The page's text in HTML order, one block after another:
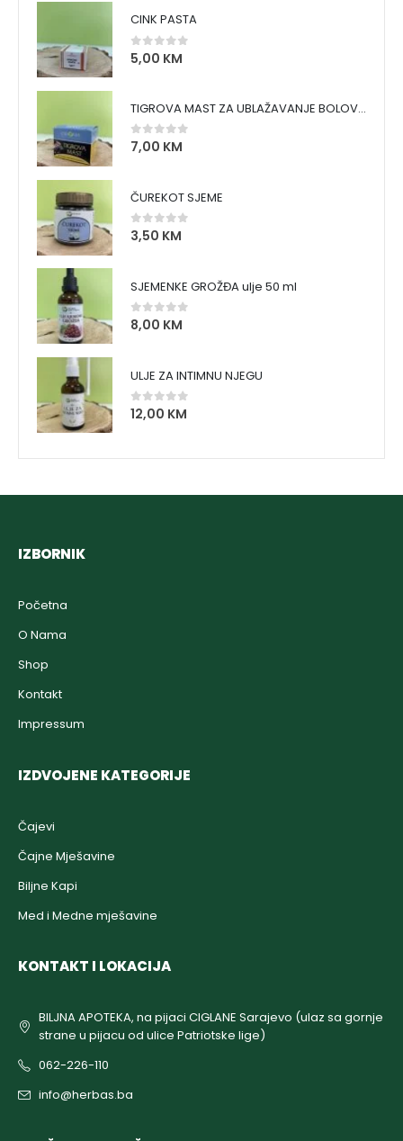
CINK PASTA
0 out of 5
5,00 KM
TIGROVA MAST ZA UBLAŽAVANJE BOLOVA I ZAGRIJAVANJE MIŠIĆA
0 out of 5
7,00 KM
ČUREKOT SJEME
0 out of 5
3,50 KM
SJEMENKE GROŽĐA ulje 50 ml
0 out of 5
8,00 KM
ULJE ZA INTIMNU NJEGU
0out of 5
12,00 KM
IZBORNIK
Početna
O Nama
Shop
Kontakt
Impressum
IZDVOJENE KATEGORIJE
Čajevi
Čajne Mješavine
Biljne Kapi
Med i Medne mješavine
KONTAKT I LOKACIJA
BILJNA APOTEKA, na pijaci CIGLANE Sarajevo (ulaz sa gornje
strane u pijacu od ulice Patriotske lige)
062-226-110
info@herbas.ba